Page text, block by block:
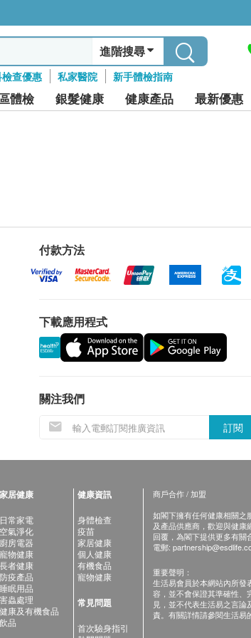
進階搜尋
查優惠 私家醫院 新手體檢指南
體檢 銀髮健康 健康產品 最新優惠
付款方法
下載應用程式
關注我們
訂閱
家居健康
日常家電
空氣淨化
廚房電器
寵物健康
長者健康
防疫產品
睡眠用品
害蟲處理
健康及有機食品
飲品
健康資訊
身體檢查
疫苗
家居健康
個人健康
有機食品
寵物健康
常見問題
首次驗身指引
商戶合作 / 加盟
如閣下擁有任何健康相關之
及產品供應商，歡迎與健康
回覆，為閣下提供更多有關
電郵:
重要聲明：
生活易會員於本網站內所發
容，並不會保證其準確性、
見，並不代表生活易之言
責。有關詳情請參閱生活易